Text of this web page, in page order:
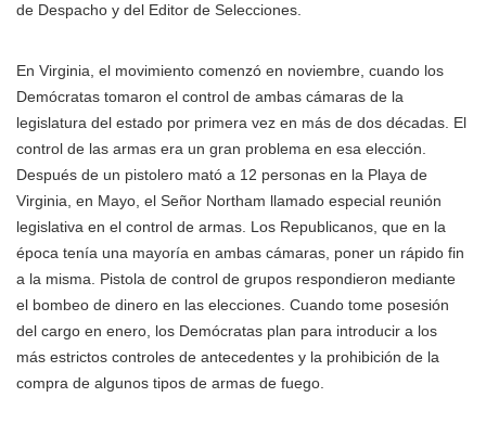
de Despacho y del Editor de Selecciones.
En Virginia, el movimiento comenzó en noviembre, cuando los
Demócratas tomaron el control de ambas cámaras de la
legislatura del estado por primera vez en más de dos décadas. El
control de las armas era un gran problema en esa elección.
Después de un pistolero mató a 12 personas en la Playa de
Virginia, en Mayo, el Señor Northam llamado especial reunión
legislativa en el control de armas. Los Republicanos, que en la
época tenía una mayoría en ambas cámaras, poner un rápido fin
a la misma. Pistola de control de grupos respondieron mediante
el bombeo de dinero en las elecciones. Cuando tome posesión
del cargo en enero, los Demócratas plan para introducir a los
más estrictos controles de antecedentes y la prohibición de la
compra de algunos tipos de armas de fuego.